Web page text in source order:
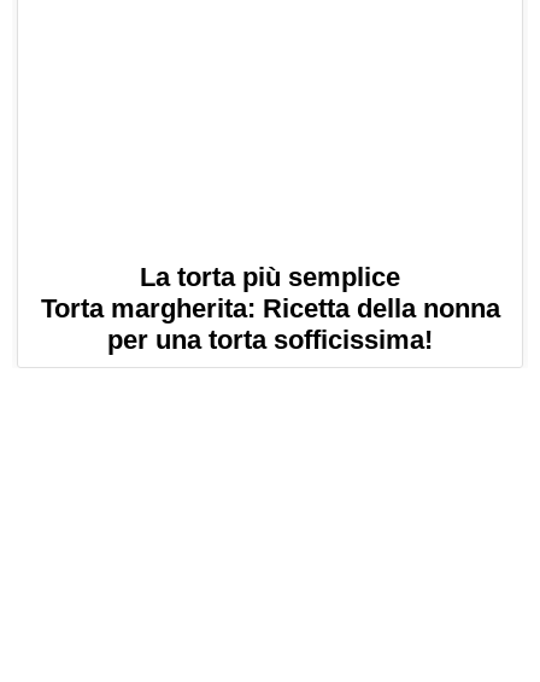
La torta più semplice
Torta margherita: Ricetta della nonna
per una torta sofficissima!